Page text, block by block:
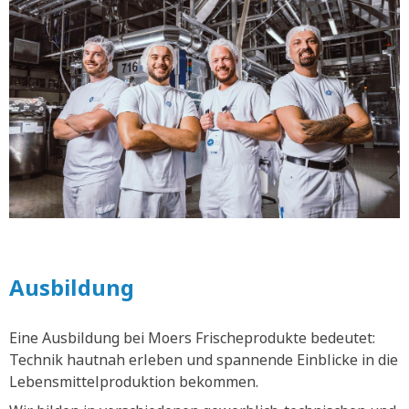
Ausbildung
Eine Ausbildung bei Moers Frischeprodukte bedeutet:
Technik hautnah erleben und spannende Einblicke in die
Lebensmittelproduktion bekommen.